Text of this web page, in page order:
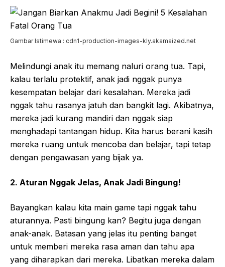
Gambar Istimewa : cdn1-production-images-kly.akamaized.net
Melindungi anak itu memang naluri orang tua. Tapi,
kalau terlalu protektif, anak jadi nggak punya
kesempatan belajar dari kesalahan. Mereka jadi
nggak tahu rasanya jatuh dan bangkit lagi. Akibatnya,
mereka jadi kurang mandiri dan nggak siap
menghadapi tantangan hidup. Kita harus berani kasih
mereka ruang untuk mencoba dan belajar, tapi tetap
dengan pengawasan yang bijak ya.
2. Aturan Nggak Jelas, Anak Jadi Bingung!
Bayangkan kalau kita main game tapi nggak tahu
aturannya. Pasti bingung kan? Begitu juga dengan
anak-anak. Batasan yang jelas itu penting banget
untuk memberi mereka rasa aman dan tahu apa
yang diharapkan dari mereka. Libatkan mereka dalam